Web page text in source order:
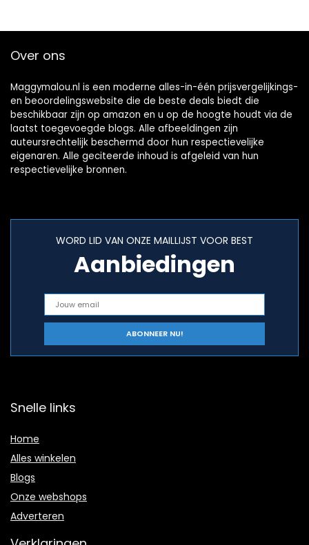
Over ons
Maggymalou.nl is een moderne alles-in-één prijsvergelijkings-
en beoordelingswebsite die de beste deals biedt die
beschikbaar zijn op amazon en u op de hoogte houdt via de
laatst toegevoegde blogs. Alle afbeeldingen zijn
auteursrechtelijk beschermd door hun respectievelijke
eigenaren. Alle geciteerde inhoud is afgeleid van hun
respectievelijke bronnen.
WORD LID VAN ONZE MAILLIJST VOOR BEST
Aanbiedingen
Snelle links
Home
Alles winkelen
Blogs
Onze webshops
Adverteren